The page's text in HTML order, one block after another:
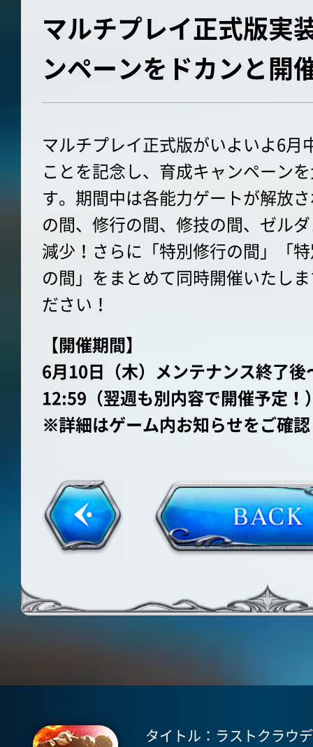
マルチプレイ正式版実
ンペーンをドカンと開
マルチプレイ正式版がいよいよ6月
ことを記念し、育成キャンペーン
す。期間中は各能力ゲートが解放
の間、修行の間、修技の間、ゼル
減少！さらに「特別修行の間」「
の間」をまとめて同時開催いたし
ださい！
【開催期間】
6月10日（木）メンテナンス終了
12:59（翌週も別内容で開催予定！
※詳細はゲーム内お知らせをご確
タイトル：ラストクラウ